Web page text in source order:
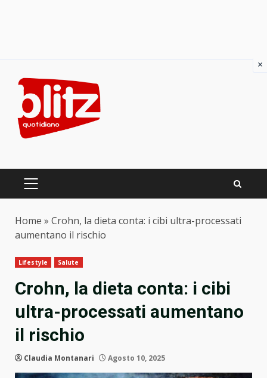
content
PRIMARY
Home » Crohn, la dieta conta: i cibi ultra-processati
aumentano il rischio
Lifestyle Salute
Crohn, la dieta conta: i cibi
ultra-processati aumentano
il rischio
Claudia Montanari Agosto 10, 2025
×